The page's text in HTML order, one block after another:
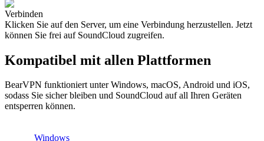
Verbinden
Klicken Sie auf den Server, um eine Verbindung herzustellen. Jetzt
können Sie frei auf SoundCloud zugreifen.
Kompatibel mit allen Plattformen
BearVPN funktioniert unter Windows, macOS, Android und iOS,
sodass Sie sicher bleiben und SoundCloud auf all Ihren Geräten
entsperren können.
Windows